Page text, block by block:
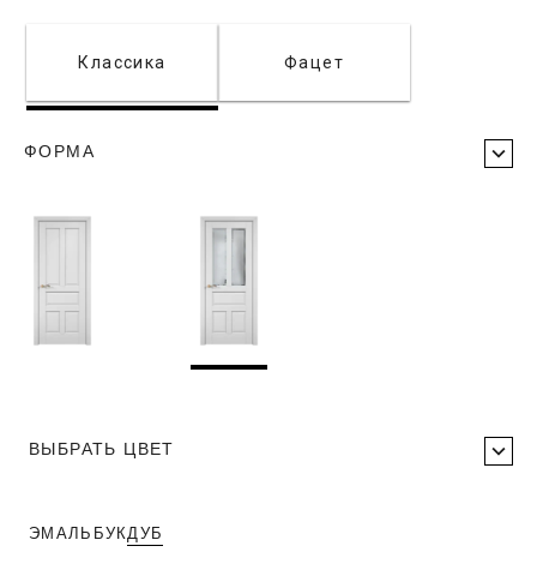
Классика Фацет
ФОРМА
ВЫБРАТЬ ЦВЕТ
ЭМАЛЬ БУК ДУБ